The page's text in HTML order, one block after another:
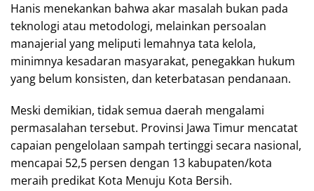
Hanis menekankan bahwa akar masalah bukan pada
teknologi atau metodologi, melainkan persoalan
manajerial yang meliputi lemahnya tata kelola,
minimnya kesadaran masyarakat, penegakkan hukum
yang belum konsisten, dan keterbatasan pendanaan.
Meski demikian, tidak semua daerah mengalami
permasalahan tersebut. Provinsi Jawa Timur mencatat
capaian pengelolaan sampah tertinggi secara nasional,
mencapai 52,5 persen dengan 13 kabupaten/kota
meraih predikat Kota Menuju Kota Bersih.